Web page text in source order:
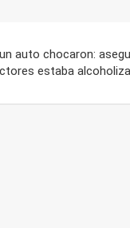
auto chocaron:
estaba